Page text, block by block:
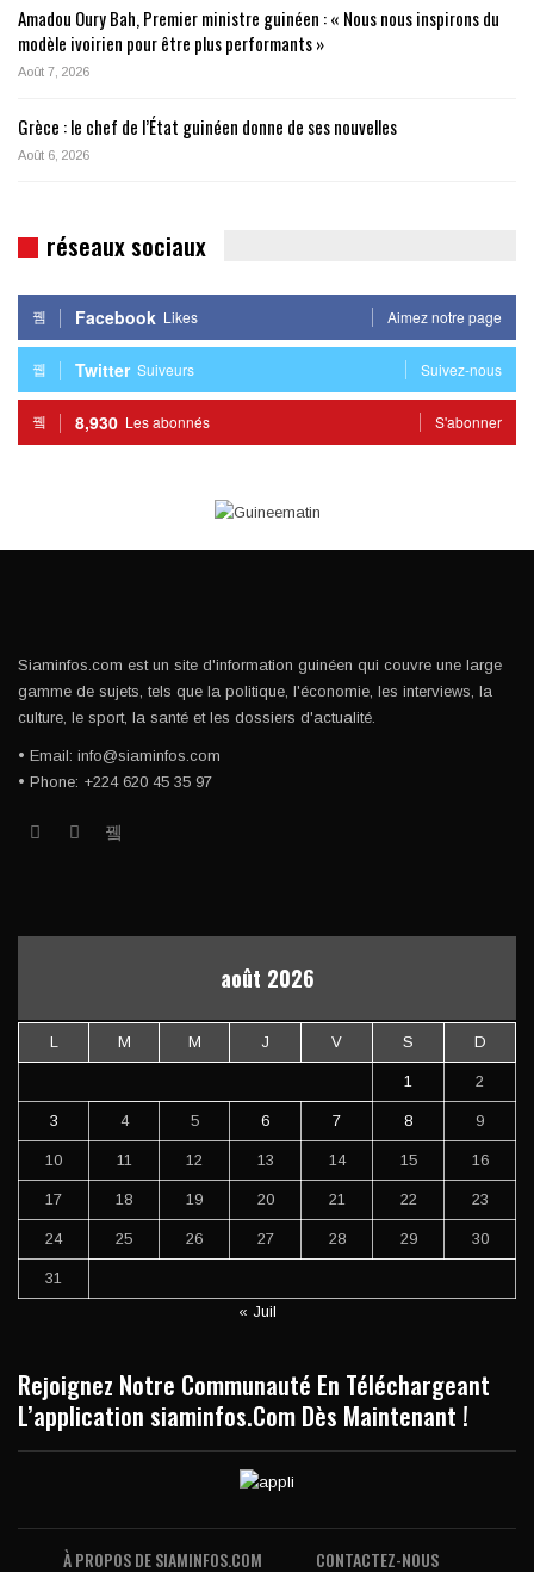
Amadou Oury Bah, Premier ministre guinéen : « Nous nous inspirons du
modèle ivoirien pour être plus performants »
Août 7, 2026
Grèce : le chef de l’État guinéen donne de ses nouvelles
Août 6, 2026
réseaux sociaux
Facebook Likes Aimez notre page
Twitter Suiveurs Suivez-nous
8,930 Les abonnés S'abonner
Siaminfos.com est un site d'information guinéen qui couvre une large
gamme de sujets, tels que la politique, l'économie, les interviews, la
culture, le sport, la santé et les dossiers d'actualité.
• Email: info@siaminfos.com
• Phone: +224 620 45 35 97
août 2026
L M M J V S D
1 2
3 4 5 6 7 8 9
10 11 12 13 14 15 16
17 18 19 20 21 22 23
24 25 26 27 28 29 30
31
« Juil
Rejoignez Notre Communauté En Téléchargeant
L’application siaminfos.Com Dès Maintenant !
À PROPOS DE SIAMINFOS.COM CONTACTEZ-NOUS